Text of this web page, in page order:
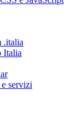
.italia
Italia
servizi